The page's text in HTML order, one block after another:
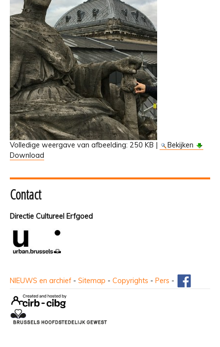
Volledige weergave van afbeelding: 250 KB |
Bekijken
Download
Contact
Directie Cultureel Erfgoed
NIEUWS en archief - Sitemap - Copyrights - Pers -